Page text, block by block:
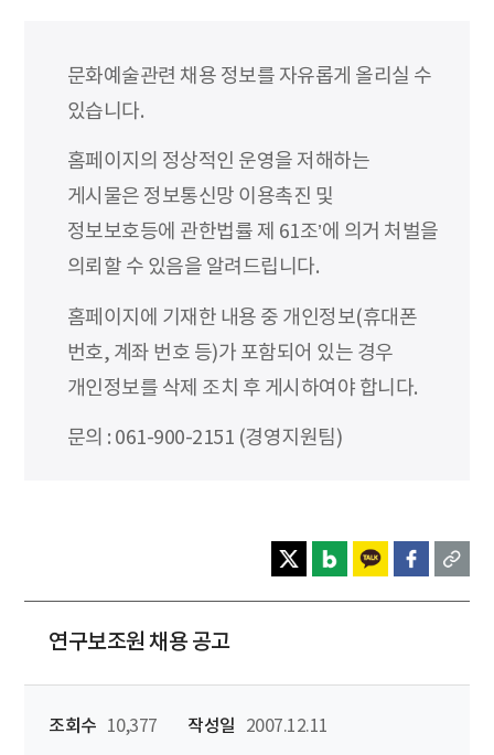
문화예술관련 채용 정보를 자유롭게 올리실 수
있습니다.
홈페이지의 정상적인 운영을 저해하는
게시물은 정보통신망 이용촉진 및
정보보호등에 관한법률 제 61조’에 의거 처벌을
의뢰할 수 있음을 알려드립니다.
홈페이지에 기재한 내용 중 개인정보(휴대폰
번호, 계좌 번호 등)가 포함되어 있는 경우
개인정보를 삭제 조치 후 게시하여야 합니다.
문의 : 061-900-2151 (경영지원팀)
연구보조원 채용 공고
조회수 10,377 작성일
2007.12.11